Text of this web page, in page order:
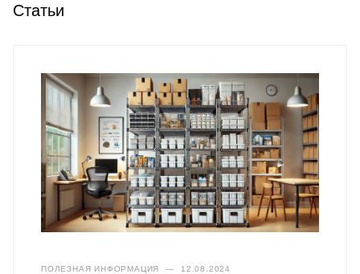
Статьи
ПОЛЕЗНАЯ ИНФОРМАЦИЯ — 12.08.2024